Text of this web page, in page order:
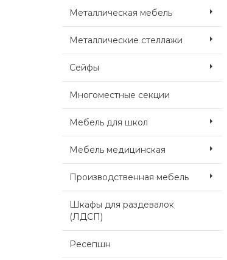
Металлическая мебель
Металлические стеллажи
Сейфы
Многоместные секции
Мебель для школ
Мебель медицинская
Производственная мебель
Шкафы для раздевалок
(ЛДСП)
Ресепшн